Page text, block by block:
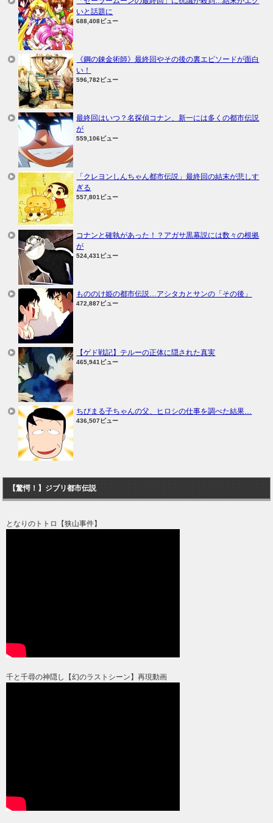
いと話題に
688,408ビュー
《鋼の錬金術師》最終回やその後の裏エピソードが面白
い！
596,782ビュー
最終回はいつ？名探偵コナン、新一には多くの都市伝説
が
559,106ビュー
「クレヨンしんちゃん都市伝説」最終回の結末が悲しす
ぎる
557,801ビュー
コナンと確執があった！？アガサ黒幕説には数々の根拠
が
524,431ビュー
もののけ姫の都市伝説…アシタカとサンの「その後」
472,887ビュー
【ゲド戦記】テルーの正体に隠された真実
465,941ビュー
ちびまる子ちゃんの父、ヒロシの仕事を調べた結果…
436,507ビュー
【驚愕！】ジブリ都市伝説
となりのトトロ【狭山事件】
千と千尋の神隠し【幻のラストシーン】再現動画